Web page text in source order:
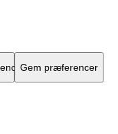
Gem præferencer